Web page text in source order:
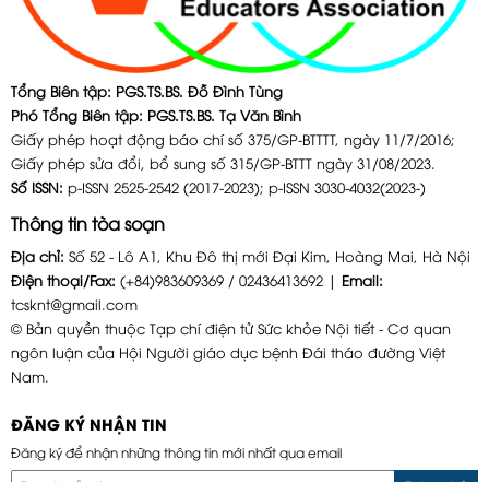
Tổng Biên tập: PGS.TS.BS. Đỗ Đình Tùng
Phó Tổng Biên tập: PGS.TS.BS. Tạ Văn Bình
Giấy phép hoạt động báo chí số 375/GP-BTTTT, ngày 11/7/2016;
Giấy phép sửa đổi, bổ sung số 315/GP-BTTT ngày 31/08/2023.
Số ISSN: p-ISSN 2525-2542 (2017-2023); p-ISSN 3030-4032(2023-)
Thông tin tòa soạn
Địa chỉ: Số 52 - Lô A1, Khu Đô thị mới Đại Kim, Hoàng Mai, Hà Nội
Điện thoại/Fax: (+84)983609369 / 02436413692 | Email:
tcsknt@gmail.com
© Bản quyền thuộc Tạp chí điện tử Sức khỏe Nội tiết - Cơ quan
ngôn luận của Hội Người giáo dục bệnh Đái tháo đường Việt
Nam.
ĐĂNG KÝ NHẬN TIN
Đăng ký để nhận những thông tin mới nhất qua email